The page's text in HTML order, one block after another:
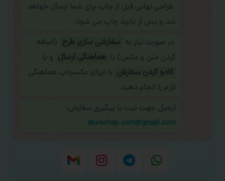
طراحی نهایی قبل از چاپ برای شما ارسال خواهد
شد و پس از تایید چاپ می شود.
در صورت نیاز به سفارشی سازی طرح (اضافه
کردن متن و عکس) یا هماهنگی ارسال و یا
کادو کردن سفارش با اپراتو عکسچاپ هماهنگی
لازم را انجام دهید.
ایمیل جهت ثبت یا پیگیری سفارش:
aks4chap.com@gmail.com